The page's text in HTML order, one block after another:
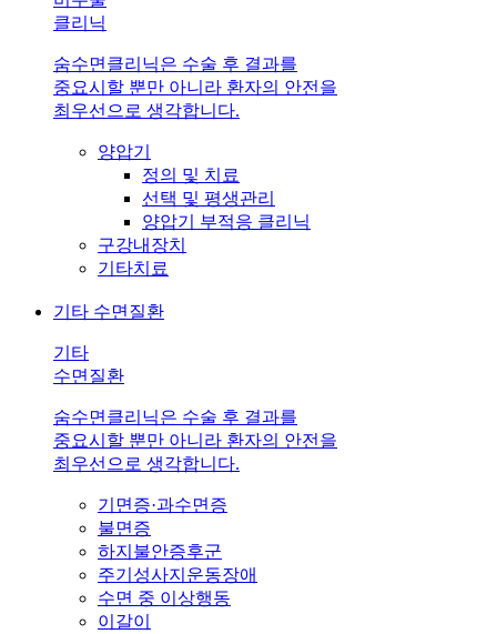
클리닉
숨수면클리닉은 수술 후 결과를
중요시할 뿐만 아니라 환자의 안전을
최우선으로 생각합니다.
양압기
정의 및 치료
선택 및 평생관리
양압기 부적응 클리닉
구강내장치
기타치료
기타 수면질환
기타
수면질환
숨수면클리닉은 수술 후 결과를
중요시할 뿐만 아니라 환자의 안전을
최우선으로 생각합니다.
기면증·과수면증
불면증
하지불안증후군
주기성사지운동장애
수면 중 이상행동
이갈이